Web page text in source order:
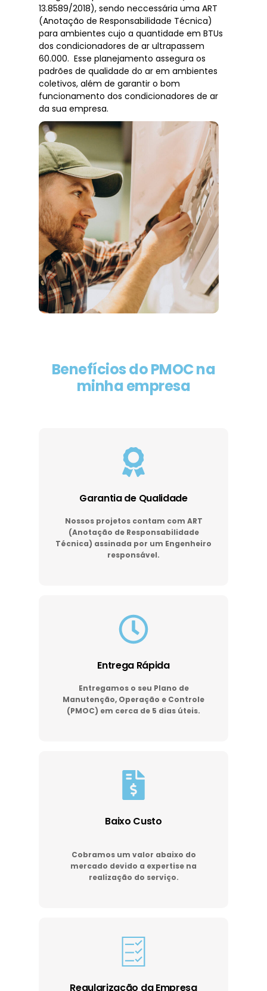
13.8589/2018), sendo neccessária uma ART
(Anotação de Responsabilidade Técnica)
para ambientes cujo a quantidade em BTUs
dos condicionadores de ar ultrapassem
60.000. Esse planejamento assegura os
padrões de qualidade do ar em ambientes
coletivos, além de garantir o bom
funcionamento dos condicionadores de ar
da sua empresa.
Benefícios do PMOC na
minha empresa
Garantia de Qualidade
Nossos projetos contam com ART
(Anotação de Responsabilidade
Técnica) assinada por um Engenheiro
responsável.
Entrega Rápida
Entregamos o seu Plano de
Manutenção, Operação e Controle
(PMOC) em cerca de 5 dias úteis.
Baixo Custo
Cobramos um valor abaixo do
mercado devido a expertise na
realização do serviço.
Regularização da Empresa